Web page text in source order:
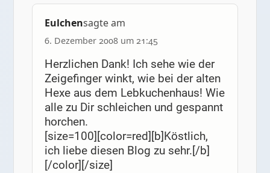
Eulchensagte am
6. Dezember 2008 um 21:45
Herzlichen Dank! Ich sehe wie der
Zeigefinger winkt, wie bei der alten
Hexe aus dem Lebkuchenhaus! Wie
alle zu Dir schleichen und gespannt
horchen.
[size=100][color=red][b]Köstlich,
ich liebe diesen Blog zu sehr.[/b]
[/color][/size]